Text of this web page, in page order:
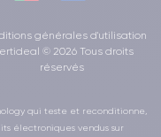
générales d'utilisation
© 2026 Tous droits
réservés
qui teste et reconditionne,
électroniques vendus sur